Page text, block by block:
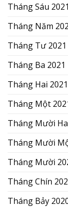
Tháng Sáu 2021
Tháng Năm
Tháng Tư 2021
Tháng Ba 2021
Tháng Hai 2021
Tháng Một
Tháng Mười
Tháng Mười
Tháng Mười
Tháng Chín
Tháng Bảy